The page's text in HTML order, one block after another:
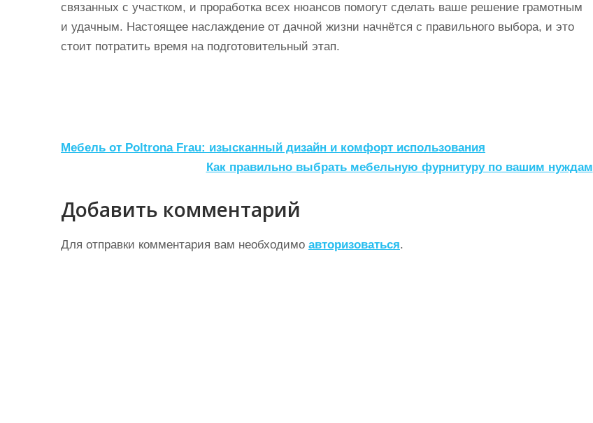
связанных с участком, и проработка всех нюансов помогут сделать ваше решение грамотным
и удачным. Настоящее наслаждение от дачной жизни начнётся с правильного выбора, и это
стоит потратить время на подготовительный этап.
Н
в
и
г
Мебель от Poltrona Frau: изысканный дизайн и комфорт использования
Как правильно выбрать мебельную фурнитуру по вашим нуждам
Добавить комментарий
Для отправки комментария вам необходимо авторизоваться.